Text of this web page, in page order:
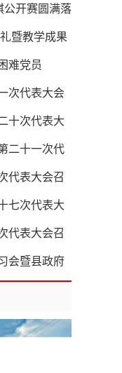
公开赛圆满落
暨教学成果
难党员
次代表大会
十次代表大
二十一次代
代表大会召
七次代表大
代表大会召
会暨县政府